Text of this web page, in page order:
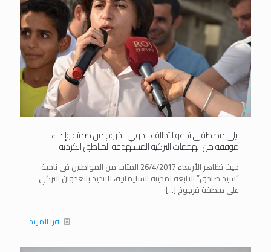
ليلى مصطفى تدعو التحالف الدولي للخروج من صمته وإبداء
موقفه من الهجمات التركية المستهدفة المناطق الكردية
حيث تظاهر الأربعاء 26/4/2017 المئات من المواطنين في ناحية
“سيد صادق” التابعة لمدينة السليمانية، للتنديد بالعدوان التركي
على منطقة قرجوخ […]
اقرا المزيد